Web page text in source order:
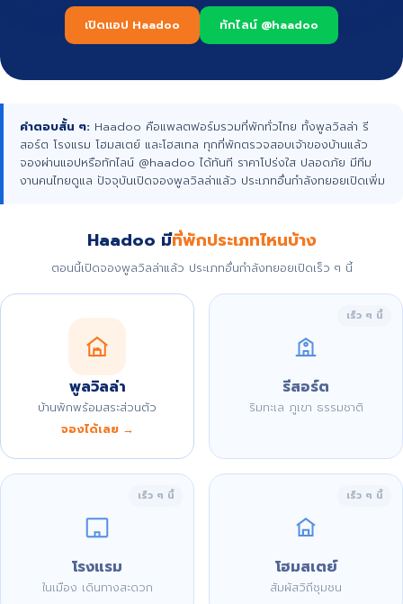
เปิดแอป Haadoo ทักไลน์ @haadoo
คำตอบสั้น ๆ: Haadoo คือแพลตฟอร์มรวมที่พักทั่วไทย ทั้งพูลวิลล่า รี
สอร์ต โรงแรม โฮมสเตย์ และโฮสเทล ทุกที่พักตรวจสอบเจ้าของบ้านแล้ว
จองผ่านแอปหรือทักไลน์ @haadoo ได้ทันที ราคาโปร่งใส ปลอดภัย มีทีม
งานคนไทยดูแล ปัจจุบันเปิดจองพูลวิลล่าแล้ว ประเภทอื่นกำลังทยอยเปิดเพิ่ม
Haadoo มีที่พักประเภทไหนบ้าง
ตอนนี้เปิดจองพูลวิลล่าแล้ว ประเภทอื่นกำลังทยอยเปิดเร็ว ๆ นี้
พูลวิลล่า
บ้านพักพร้อมสระส่วนตัว
จองได้เลย →
เร็ว ๆ นี้
รีสอร์ต
ริมทะเล ภูเขา ธรรมชาติ
เร็ว ๆ นี้
โรงแรม
ในเมือง เดินทางสะดวก
เร็ว ๆ นี้
โฮมสเตย์
สัมผัสวิถีชุมชน